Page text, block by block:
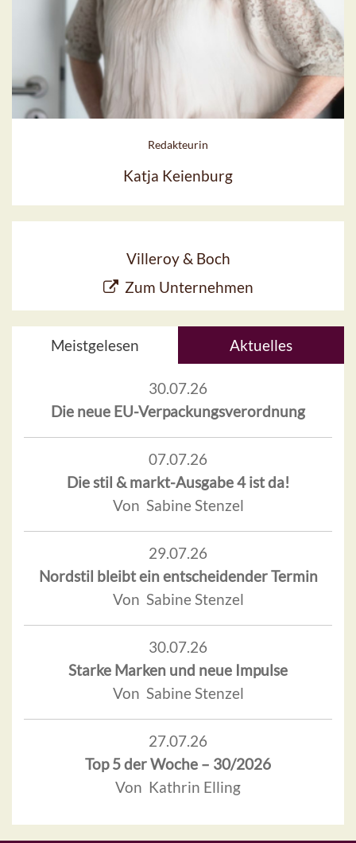
Redakteurin
Katja Keienburg
Villeroy & Boch
Zum Unternehmen
Meistgelesen Aktuelles
30.07.26
Die neue EU-Verpackungsverordnung
07.07.26
Die stil & markt-Ausgabe 4 ist da!
Von Sabine Stenzel
29.07.26
Nordstil bleibt ein entscheidender Termin
Von Sabine Stenzel
30.07.26
Starke Marken und neue Impulse
Von Sabine Stenzel
27.07.26
Top 5 der Woche – 30/2026
Von Kathrin Elling